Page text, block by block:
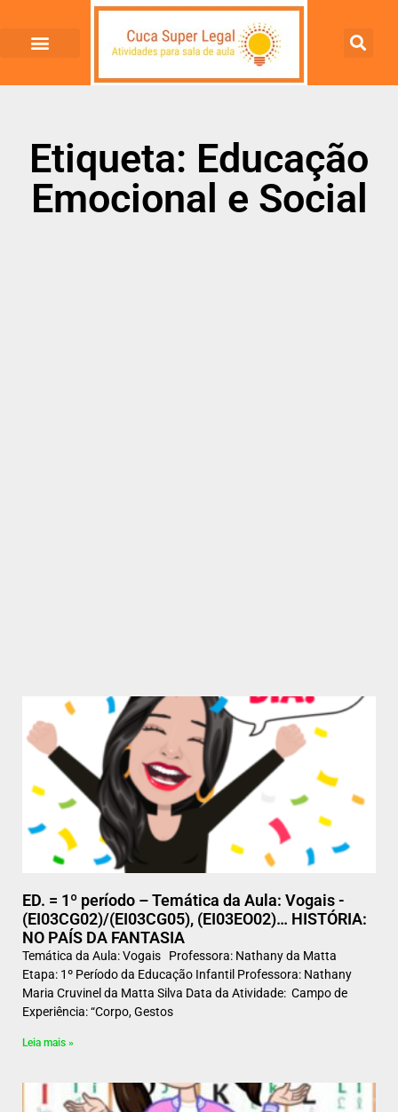
Etiqueta: Educação
Emocional e Social
ED. = 1º período – Temática da Aula: Vogais -
(EI03CG02)/(EI03CG05), (EI03EO02)… HISTÓRIA:
NO PAÍS DA FANTASIA
Temática da Aula: Vogais Professora: Nathany da Matta
Etapa: 1º Período da Educação Infantil Professora: Nathany
Maria Cruvinel da Matta Silva Data da Atividade: Campo de
Experiência: “Corpo, Gestos
Leia mais »